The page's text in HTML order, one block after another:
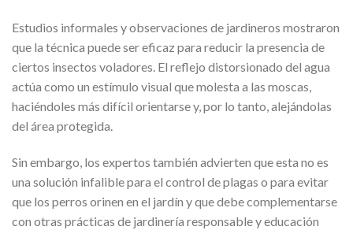
Estudios informales y observaciones de jardineros mostraron
que la técnica puede ser eficaz para reducir la presencia de
ciertos insectos voladores. El reflejo distorsionado del agua
actúa como un estímulo visual que molesta a las moscas,
haciéndoles más difícil orientarse y, por lo tanto, alejándolas
del área protegida.
Sin embargo, los expertos también advierten que esta no es
una solución infalible para el control de plagas o para evitar
que los perros orinen en el jardín y que debe complementarse
con otras prácticas de jardinería responsable y educación